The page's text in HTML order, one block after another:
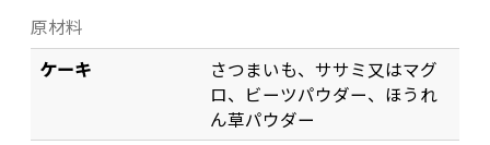
原材料
ケーキ
さつまいも、ササミ又はマグ
ロ、ビーツパウダー、ほうれ
ん草パウダー